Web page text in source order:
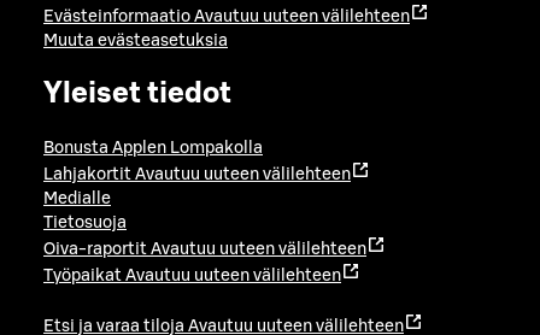
Evästeinformaatio Avautuu uuteen välilehteen
Muuta evästeasetuksia
Yleiset tiedot
Bonusta Applen Lompakolla
Lahjakortit Avautuu uuteen välilehteen
Medialle
Tietosuoja
Oiva-raportit Avautuu uuteen välilehteen
Työpaikat Avautuu uuteen välilehteen
Etsi ja varaa tiloja Avautuu uuteen välilehteen